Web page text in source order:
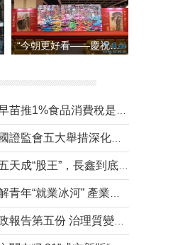
“今朝更好看——慶祝中國共產黨成立105周年名家作品展”6日起舉行